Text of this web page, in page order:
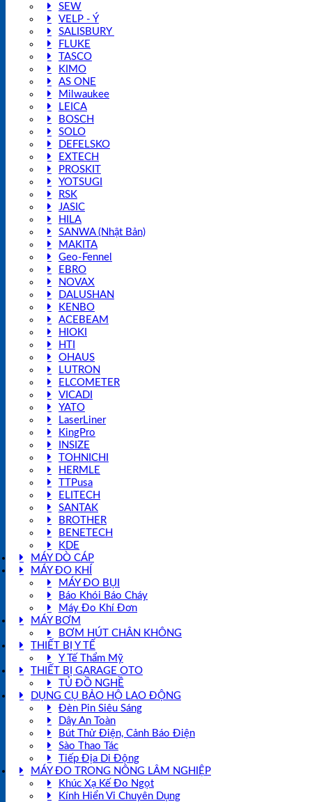
SEW
VELP - Ý
SALISBURY
FLUKE
TASCO
KIMO
AS ONE
Milwaukee
LEICA
BOSCH
SOLO
DEFELSKO
EXTECH
PROSKIT
YOTSUGI
RSK
JASIC
HILA
SANWA (Nhật Bản)
MAKITA
Geo-Fennel
EBRO
NOVAX
DALUSHAN
KENBO
ACEBEAM
HIOKI
HTI
OHAUS
LUTRON
ELCOMETER
VICADI
YATO
LaserLiner
KingPro
INSIZE
TOHNICHI
HERMLE
TTPusa
ELITECH
SANTAK
BROTHER
BENETECH
KDE
MÁY DÒ CÁP
MÁY ĐO KHÍ
MÁY ĐO BỤI
Báo Khói Báo Cháy
Máy Đo Khí Đơn
MÁY BƠM
BƠM HÚT CHÂN KHÔNG
THIẾT BỊ Y TẾ
Y Tế Thẩm Mỹ
THIẾT BỊ GARAGE OTO
TỦ ĐỒ NGHỀ
DỤNG CỤ BẢO HỘ LAO ĐỘNG
Đèn Pin Siêu Sáng
Dây An Toàn
Bút Thử Điện, Cảnh Báo Điện
Sào Thao Tác
Tiếp Địa Di Động
MÁY ĐO TRONG NÔNG LÂM NGHIỆP
Khúc Xạ Kế Đo Ngọt
Kính Hiển Vi Chuyên Dụng